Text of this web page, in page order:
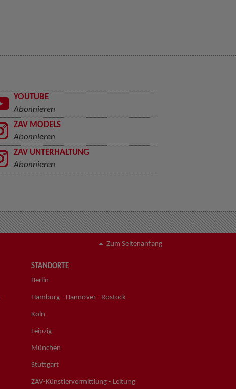
YOUTUBE
Abonnieren
ZAV MODELS
Abonnieren
ZAV UNTERHALTUNG
Abonnieren
Zum Seitenanfang
STANDORTE
Berlin
Hamburg - Hannover - Rostock
Köln
Leipzig
München
Stuttgart
ZAV-Künstlervermittlung - Leitung